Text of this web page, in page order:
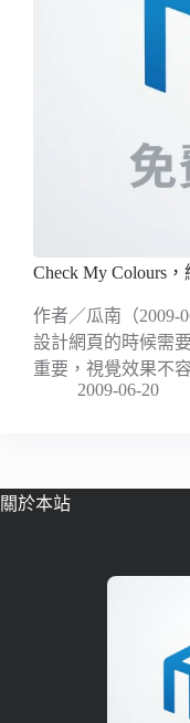
Check My Colours
作者／瓜南（2009-
設計網頁的時候需
重要，視覺效果不
2009-06-20
關於本站